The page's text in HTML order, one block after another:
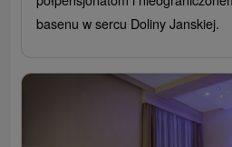
basenu w sercu Doliny Janskiej.